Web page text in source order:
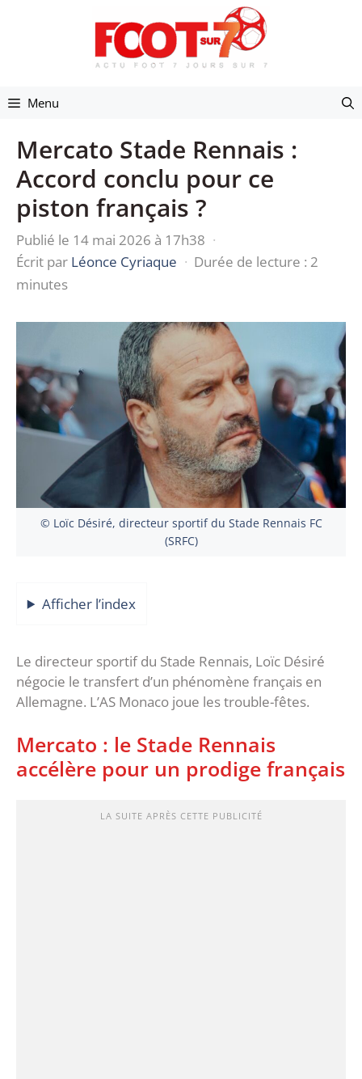
Menu
Mercato Stade Rennais :
Accord conclu pour ce
piston français ?
Publié le 14 mai 2026 à 17h38 ·
Écrit par Léonce Cyriaque · Durée de lecture : 2
minutes
© Loïc Désiré, directeur sportif du Stade Rennais FC
(SRFC)
Afficher l’index
Le directeur sportif du Stade Rennais, Loïc Désiré
négocie le transfert d’un phénomène français en
Allemagne. L’AS Monaco joue les trouble-fêtes.
Mercato : le Stade Rennais
accélère pour un prodige français
LA SUITE APRÈS CETTE PUBLICITÉ